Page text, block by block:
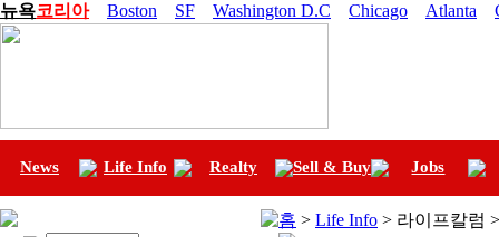
뉴욕코리아 Boston SF Washington D.C Chicago Atlanta
News Life Info Realty Sell & Buy Jobs
홈 > Life Info > 라이프칼럼